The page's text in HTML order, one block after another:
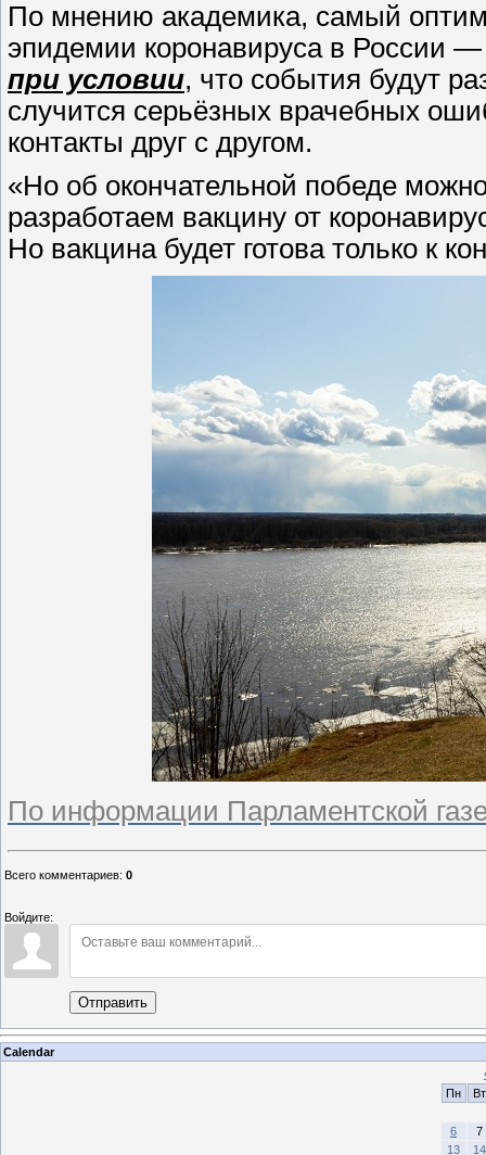
По мнению академика, самый
эпидемии коронавируса в России
при условии, что события будут
случится серьёзных врачебных
контакты друг с другом.
«Но об окончательной победе
разработаем вакцину от
Но вакцина будет готова только к
По информации Парламентской
Всего комментариев: 0
Войдите:
Отправить
Calendar
Пн
Вт
6
7
13
14